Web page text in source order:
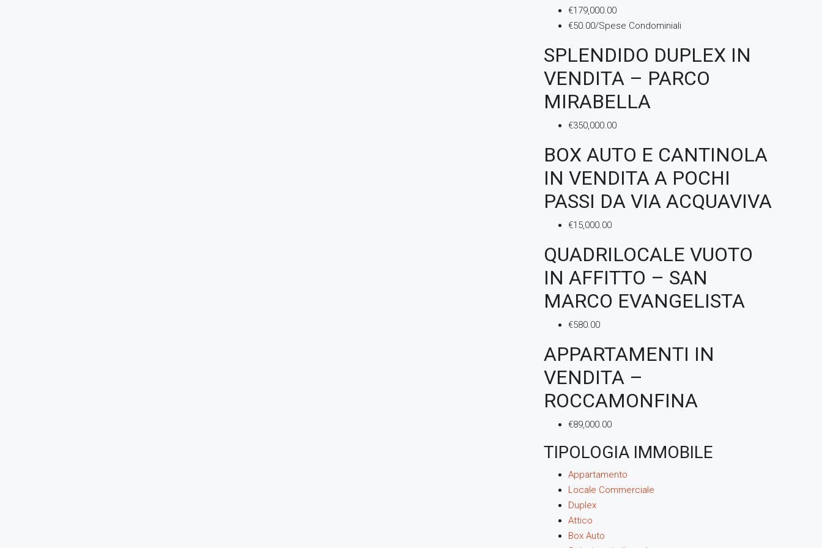
€179,000.00
€50.00/Spese Condominiali
SPLENDIDO DUPLEX IN
VENDITA – PARCO
MIRABELLA
€350,000.00
BOX AUTO E CANTINOLA
IN VENDITA A POCHI
PASSI DA VIA ACQUAVIVA
€15,000.00
QUADRILOCALE VUOTO
IN AFFITTO – SAN
MARCO EVANGELISTA
€580.00
APPARTAMENTI IN
VENDITA –
ROCCAMONFINA
€89,000.00
TIPOLOGIA IMMOBILE
Appartamento
Locale Commerciale
Duplex
Attico
Box Auto